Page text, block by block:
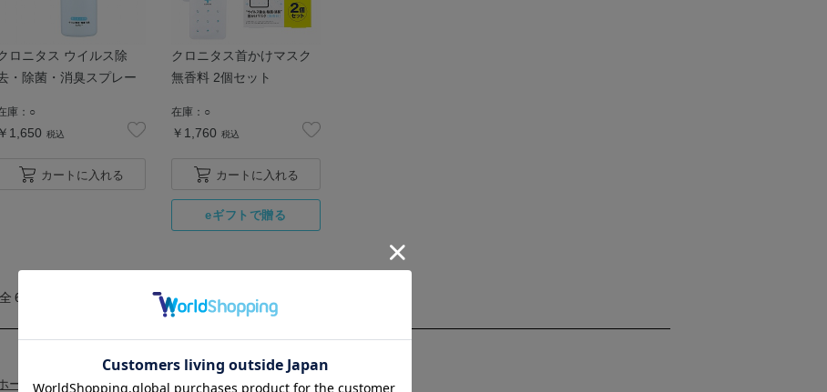
ロニタス ウイルス除
・除菌・消臭スプレー
庫： ○
￥1,650 税込
カートに入れる
クロニタス首かけマスク
無香料 2個セット
在庫： ○
￥1,760 税込
カートに入れる
全 6
ーム >アイテムから探す > 洗剤/衛生製品 >